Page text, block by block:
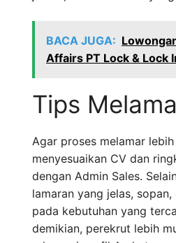
BACA JUGA:
Affairs PT Lock & Lock
Tips
Agar proses melamar
menyesuaikan CV dan
dengan Admin Sales.
lamaran yang jelas,
pada kebutuhan yang
demikian, perekrut lebih